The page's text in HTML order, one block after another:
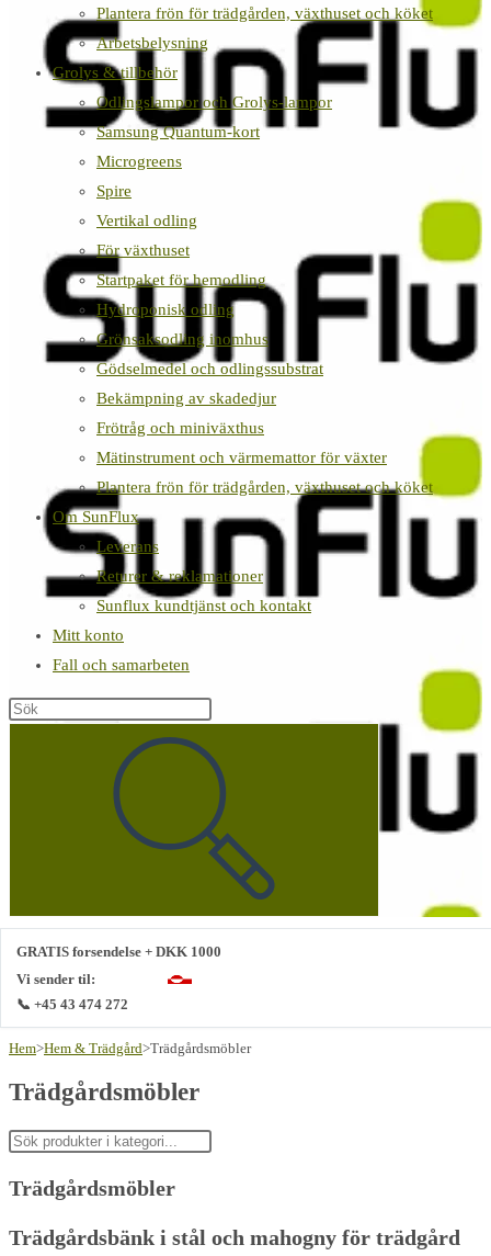
Plantera frön för trädgården, växthuset och köket
Arbetsbelysning
Grolys & tillbehör
Odlingslampor och Grolys-lampor
Samsung Quantum-kort
Microgreens
Spire
Vertikal odling
För växthuset
Startpaket för hemodling
Hydroponisk odling
Grönsaksodling inomhus
Gödselmedel och odlingssubstrat
Bekämpning av skadedjur
Frötråg och miniväxthus
Mätinstrument och värmemattor för växter
Plantera frön för trädgården, växthuset och köket
Om SunFlux
Leverans
Returer & reklamationer
Sunflux kundtjänst och kontakt
Mitt konto
Fall och samarbeten
Sök
GRATIS forsendelse + DKK 1000
Vi sender til:
📞 +45 43 474 272
Hem>Hem & Trädgård>Trädgårdsmöbler
Trädgårdsmöbler
Trädgårdsmöbler
Trädgårdsbänk i stål och mahogny för trädgård